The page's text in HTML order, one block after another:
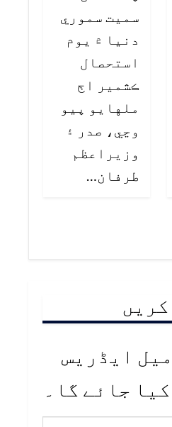
سميت سموري
دنيا ۾ يوم
استحصال
ڪشمير اڄ
ملهايو پيو
وڃي، صدر ۽
وزيراعظم
طرفان…
ایڈریس
جائے گا۔